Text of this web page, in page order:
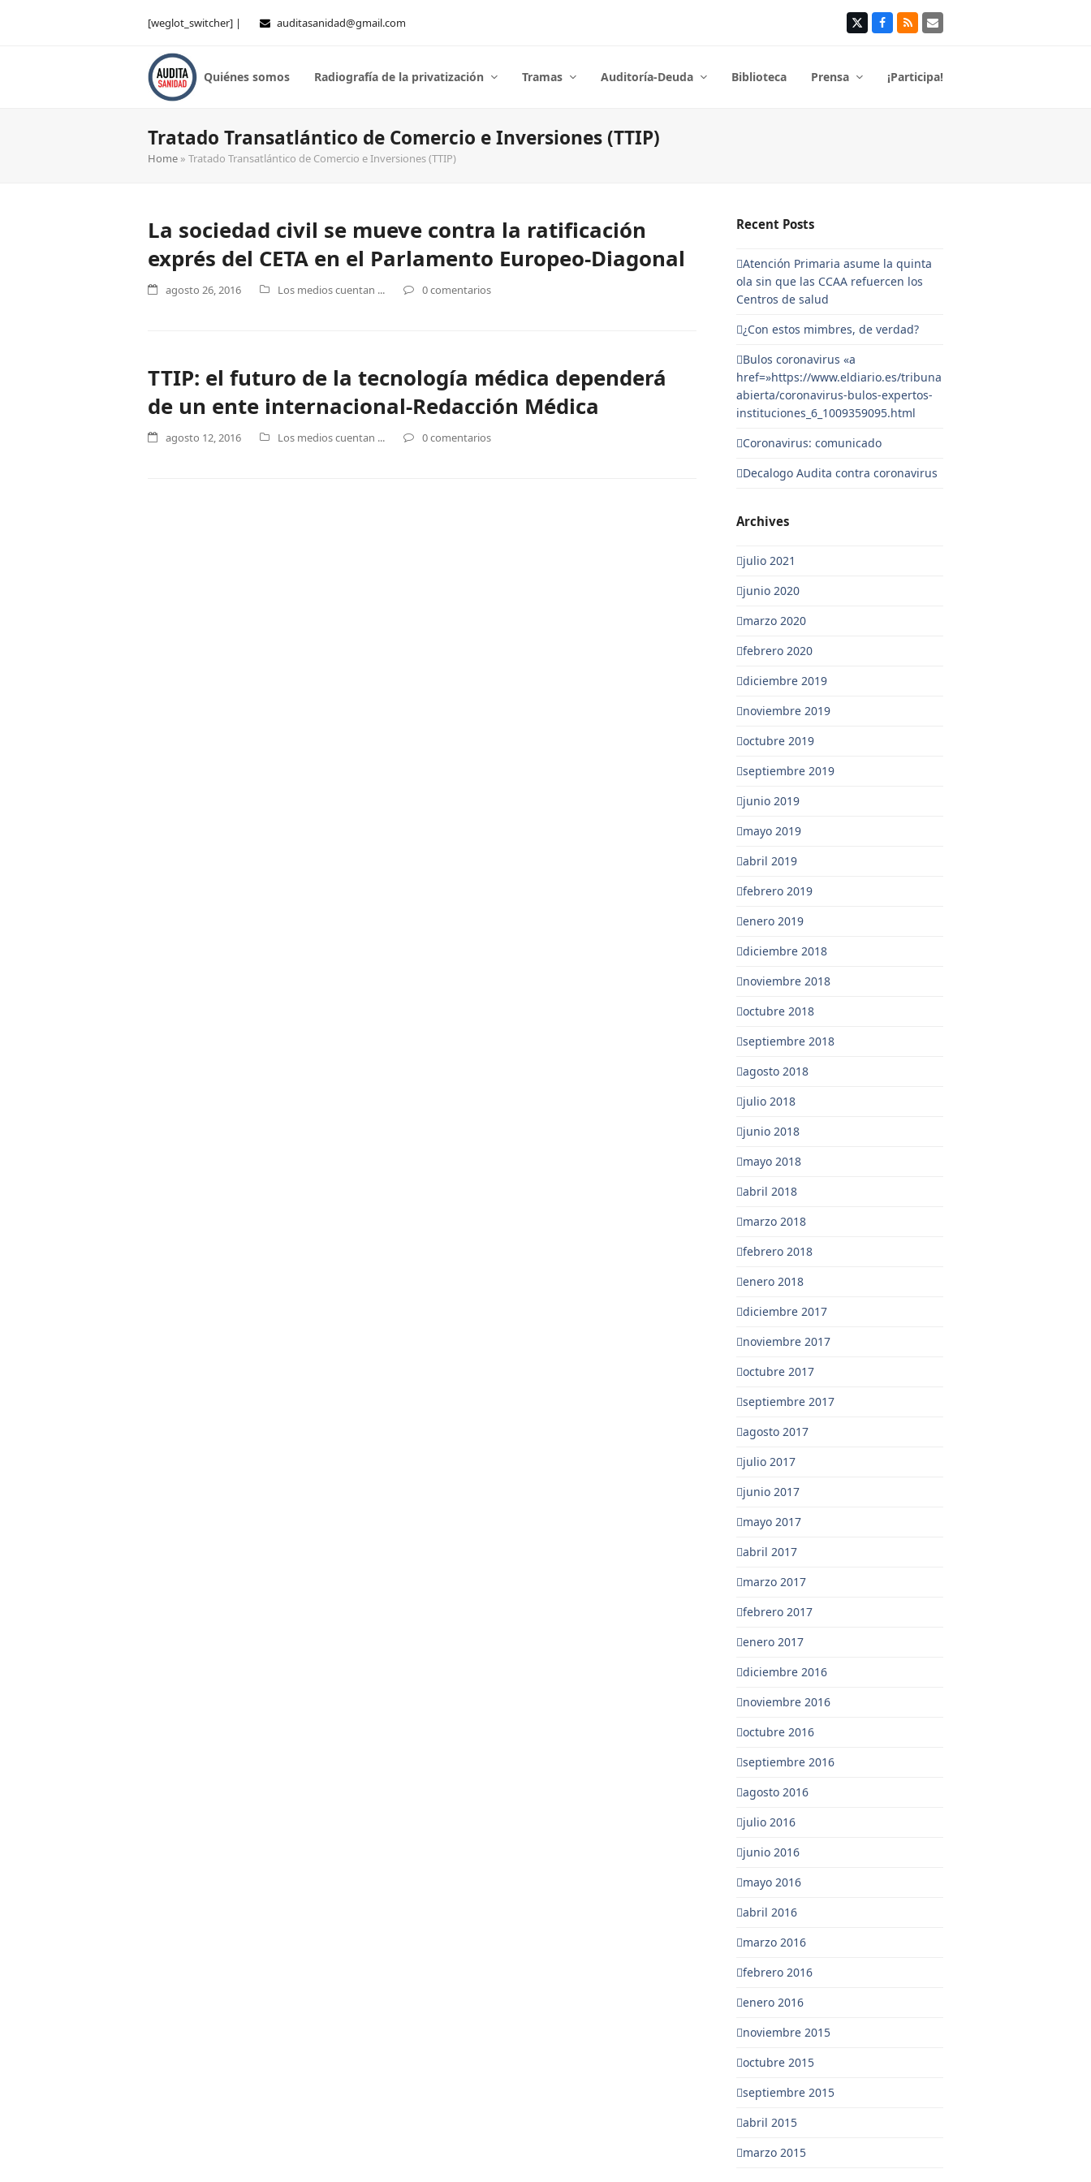
[weglot_switcher] | auditasanidad@gmail.com TwitterFacebook
RSS Correo
Quiénes somos Radiografía de la privatización Tramas Auditoría-Deuda Biblioteca Prensa ¡Participa!
Tratado Transatlántico de Comercio e Inversiones (TTIP)
Home » Tratado Transatlántico de Comercio e Inversiones (TTIP)
La sociedad civil se mueve contra la ratificación
exprés del CETA en el Parlamento Europeo-Diagonal
agosto 26, 2016 Los medios cuentan ... 0 comentarios
TTIP: el futuro de la tecnología médica dependerá
de un ente internacional-Redacción Médica
agosto 12, 2016 Los medios cuentan ... 0 comentarios
Recent Posts
Atención Primaria asume la quinta
ola sin que las CCAA refuercen los
Centros de salud
¿Con estos mimbres, de verdad?
Bulos coronavirus «a
href=»https://www.eldiario.es/tribuna
abierta/coronavirus-bulos-expertos-
instituciones_6_1009359095.html
Coronavirus: comunicado
Decalogo Audita contra coronavirus
Archives
julio 2021
junio 2020
marzo 2020
febrero 2020
diciembre 2019
noviembre 2019
octubre 2019
septiembre 2019
junio 2019
mayo 2019
abril 2019
febrero 2019
enero 2019
diciembre 2018
noviembre 2018
octubre 2018
septiembre 2018
agosto 2018
julio 2018
junio 2018
mayo 2018
abril 2018
marzo 2018
febrero 2018
enero 2018
diciembre 2017
noviembre 2017
octubre 2017
septiembre 2017
agosto 2017
julio 2017
junio 2017
mayo 2017
abril 2017
marzo 2017
febrero 2017
enero 2017
diciembre 2016
noviembre 2016
octubre 2016
septiembre 2016
agosto 2016
julio 2016
junio 2016
mayo 2016
abril 2016
marzo 2016
febrero 2016
enero 2016
noviembre 2015
octubre 2015
septiembre 2015
abril 2015
marzo 2015